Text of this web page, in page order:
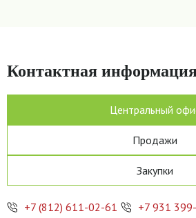
Контактная
Центральный
Продажи
Закупки
+7 (812) 611-02-61
+7 931